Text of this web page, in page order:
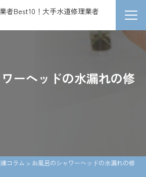
者Best10！大手水道修理業者
ーヘッドの水漏れの修
コラム > お風呂のシャワーヘッドの水漏れの修